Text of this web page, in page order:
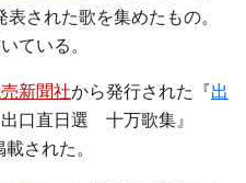
された歌を集めたもの。
ている。
新聞社から発行された『出
口直日選 十万歌集』
された。